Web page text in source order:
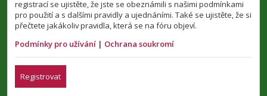
registrací se ujistěte, že jste se obeznámili s našimi podmínkami
pro použití a s dalšími pravidly a ujednáními. Také se ujistěte, že si
přečtete jakákoliv pravidla, která se na fóru objeví.
Podmínky pro užívání | Ochrana soukromí
Registrovat